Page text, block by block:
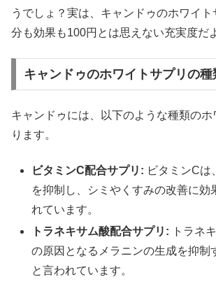
うでしょ？実は、キャンドゥのホワイ
分も効果も100円とは思えない充実度だ
キャンドゥのホワイトサプリの種
キャンドゥには、以下のような種類の
ります。
ビタミンC配合サプリ: ビタミンCは
を抑制し、シミやくすみの改善に効
れています。
トラネキサム酸配合サプリ: トラネ
の原因となるメラニンの生成を抑制
と言われています。